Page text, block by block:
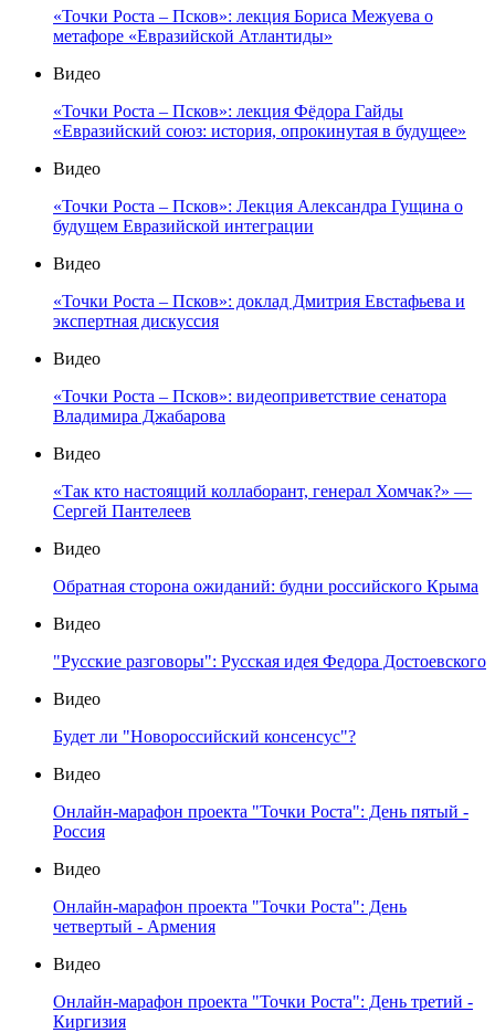
«Точки Роста – Псков»: лекция Бориса Межуева о
метафоре «Евразийской Атлантиды»
Видео
«Точки Роста – Псков»: лекция Фёдора Гайды
«Евразийский союз: история, опрокинутая в будущее»
Видео
«Точки Роста – Псков»: Лекция Александра Гущина о
будущем Евразийской интеграции
Видео
«Точки Роста – Псков»: доклад Дмитрия Евстафьева и
экспертная дискуссия
Видео
«Точки Роста – Псков»: видеоприветствие сенатора
Владимира Джабарова
Видео
«Так кто настоящий коллаборант, генерал Хомчак?» —
Сергей Пантелеев
Видео
Обратная сторона ожиданий: будни российского Крыма
Видео
"Русские разговоры": Русская идея Федора Достоевского
Видео
Будет ли "Новороссийский консенсус"?
Видео
Онлайн-марафон проекта "Точки Роста": День пятый -
Россия
Видео
Онлайн-марафон проекта "Точки Роста": День
четвертый - Армения
Видео
Онлайн-марафон проекта "Точки Роста": День третий -
Киргизия